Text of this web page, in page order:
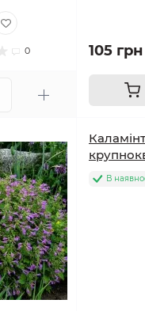
0 105 грн
В